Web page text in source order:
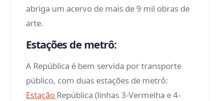
abriga um acervo de mais de 9 mil obras de
arte.
Estações de metrô:
A República é bem servida por transporte
público, com duas estações de metrô:
Estação República (linhas 3-Vermelha e 4-